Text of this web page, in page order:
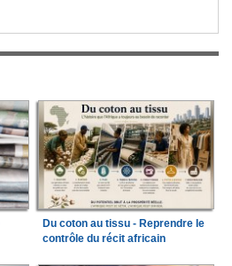
Du coton au tissu - Reprendre le
contrôle du récit africain